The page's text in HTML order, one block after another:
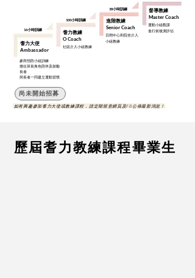
耆力大使
Ambassador
耆力教練
O Coach
進階教練
Senior Coach
督導教練
Master Coach
16小時訓練
100小時訓練
38小時訓練
社區介入小組教練
日間中心和院舍介入
小組教練
運動小組觀課
進行前後測評估
參與預防小組訓練
擔任班長角色陪伴及鼓勵
長者
與長者一同建立運動習慣
尚未開始招募
如有興趣參加耆力大使或教練課程，請定期留意網頁及FB公佈最新消息！
歷屆耆力教練課程畢業生